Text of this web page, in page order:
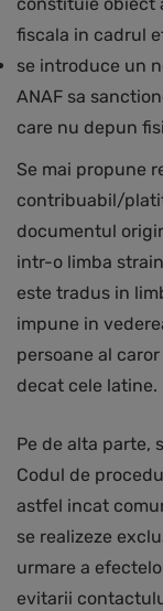
constituie obiect
fiscala in cadrul
se introduce un
ANAF sa
care nu depun
Se mai propune
contribuabil/
documentul
intr-o limba
este tradus in
impune in
persoane al
decat cele latine.
Pe de alta parte,
Codul de
astfel incat
se realizeze
urmare a
evitarii